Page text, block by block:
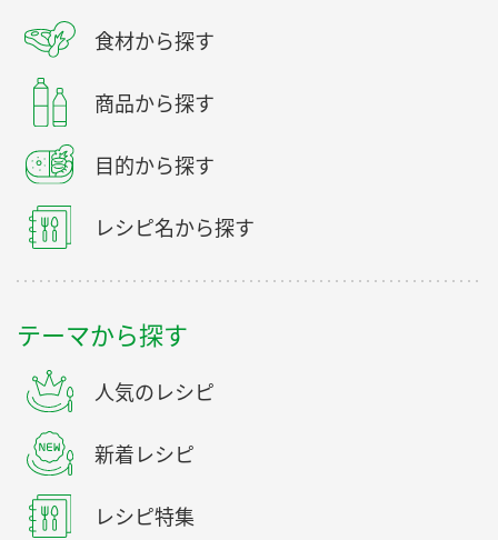
食材から探す
商品から探す
目的から探す
レシピ名から探す
テーマから探す
人気のレシピ
新着レシピ
レシピ特集